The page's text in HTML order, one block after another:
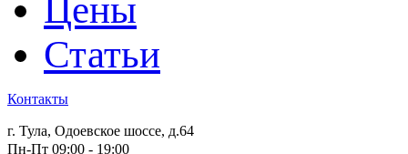
Цены
Статьи
Контакты
г. Тула, Одоевское шоссе, д.64
Пн-Пт 09:00 - 19:00